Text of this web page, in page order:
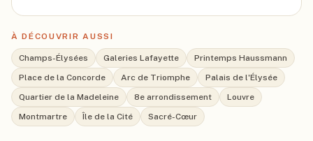
À DÉCOUVRIR AUSSI
Champs-Élysées Galeries Lafayette
Printemps Haussmann
Place de la Concorde
Arc de Triomphe
Palais de l'Élysée
Quartier de la Madeleine
8e arrondissement
Louvre
Montmartre
Île de la Cité Sacré-Cœur